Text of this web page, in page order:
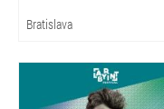
Bratislava